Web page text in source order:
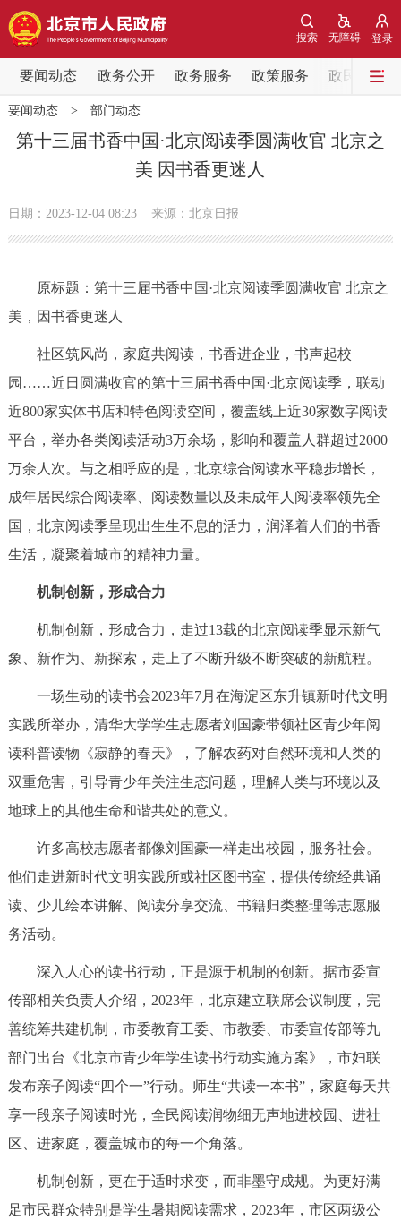
登录
无障碍
搜索
要闻动态 政务公开 政务服务 政策服务 政民互动
要闻动态
党中央精神
会议信息
市领导
专题公开
政务服务
中介服务 阳光政务
政民互动
参与调查 在线访谈 图说互动
走进北京
北京概况 十六区概览 人文北京
绿色北京 图说北京 视频北京
ENGLISH 한국어 日本語
DEUTSCH FRANÇAIS РУССКИЙ ЯЗЫК
ESPAÑOL العربية PORTUGUÊS
要闻动态> 部门动态
第十三届书香中国·北京阅读季圆满收官 北京之
美 因书香更迷人
日期：2023-12-04 08:23 来源：北京日报
原标题：第十三届书香中国·北京阅读季圆满收官 北京之
美，因书香更迷人
社区筑风尚，家庭共阅读，书香进企业，书声起校
园……近日圆满收官的第十三届书香中国·北京阅读季，联动
近800家实体书店和特色阅读空间，覆盖线上近30家数字阅读
平台，举办各类阅读活动3万余场，影响和覆盖人群超过2000
万余人次。与之相呼应的是，北京综合阅读水平稳步增长，
成年居民综合阅读率、阅读数量以及未成年人阅读率领先全
国，北京阅读季呈现出生生不息的活力，润泽着人们的书香
生活，凝聚着城市的精神力量。
机制创新，形成合力
机制创新，形成合力，走过13载的北京阅读季显示新气
象、新作为、新探索，走上了不断升级不断突破的新航程。
一场生动的读书会2023年7月在海淀区东升镇新时代文明
实践所举办，清华大学学生志愿者刘国豪带领社区青少年阅
读科普读物《寂静的春天》，了解农药对自然环境和人类的
双重危害，引导青少年关注生态问题，理解人类与环境以及
地球上的其他生命和谐共处的意义。
许多高校志愿者都像刘国豪一样走出校园，服务社会。
他们走进新时代文明实践所或社区图书室，提供传统经典诵
读、少儿绘本讲解、阅读分享交流、书籍归类整理等志愿服
务活动。
深入人心的读书行动，正是源于机制的创新。据市委宣
传部相关负责人介绍，2023年，北京建立联席会议制度，完
善统筹共建机制，市委教育工委、市教委、市委宣传部等九
部门出台《北京市青少年学生读书行动实施方案》，市妇联
发布亲子阅读“四个一”行动。师生“共读一本书”，家庭每天共
享一段亲子阅读时光，全民阅读润物细无声地进校园、进社
区、进家庭，覆盖城市的每一个角落。
机制创新，更在于适时求变，而非墨守成规。为更好满
足市民群众特别是学生暑期阅读需求，2023年，市区两级公